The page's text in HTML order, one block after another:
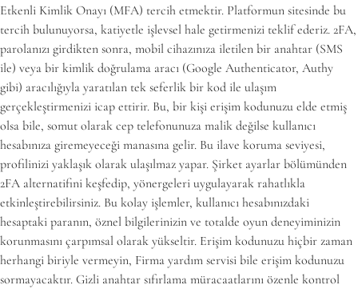
Etkenli Kimlik Onayı (MFA) tercih etmektir. Platformun sitesinde bu
tercih bulunuyorsa, katiyetle işlevsel hale getirmenizi teklif ederiz. 2FA,
parolanızı girdikten sonra, mobil cihazınıza iletilen bir anahtar (SMS
ile) veya bir kimlik doğrulama aracı (Google Authenticator, Authy
gibi) aracılığıyla yaratılan tek seferlik bir kod ile ulaşım
gerçekleştirmenizi icap ettirir. Bu, bir kişi erişim kodunuzu elde etmiş
olsa bile, somut olarak cep telefonunuza malik değilse kullanıcı
hesabınıza giremeyeceği manasına gelir. Bu ilave koruma seviyesi,
profilinizi yaklaşık olarak ulaşılmaz yapar. Şirket ayarlar bölümünden
2FA alternatifini keşfedip, yönergeleri uygulayarak rahatlıkla
etkinleştirebilirsiniz. Bu kolay işlemler, kullanıcı hesabınızdaki
hesaptaki paranın, öznel bilgilerinizin ve totalde oyun deneyiminizin
korunmasını çarpımsal olarak yükseltir. Erişim kodunuzu hiçbir zaman
herhangi biriyle vermeyin, Firma yardım servisi bile erişim kodunuzu
sormayacaktır. Gizli anahtar sıfırlama müracaatlarını özenle kontrol